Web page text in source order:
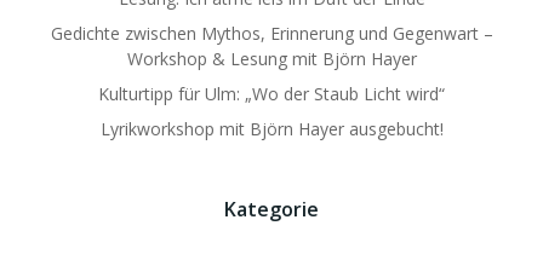
Gedichte zwischen Mythos, Erinnerung und Gegenwart –
Workshop & Lesung mit Björn Hayer
Kulturtipp für Ulm: „Wo der Staub Licht wird“
Lyrikworkshop mit Björn Hayer ausgebucht!
Kategorie